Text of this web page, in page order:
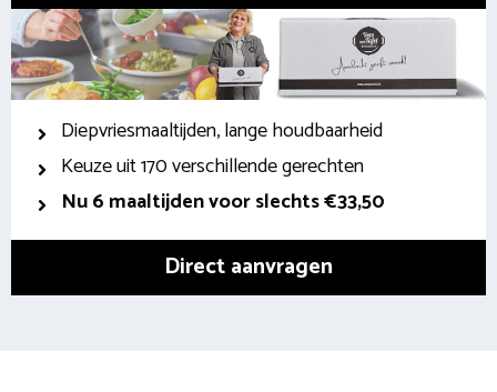
Diepvriesmaaltijden, lange houdbaarheid
Keuze uit 170 verschillende gerechten
Nu 6 maaltijden voor slechts €33,50
Direct aanvragen